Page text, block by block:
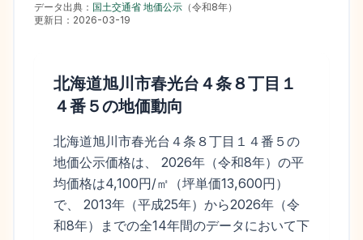
データ出典： 国土交通省 地価公示 （令和8年）
更新日： 2026-03-19
北海道旭川市春光台４条８丁目１
４番５の地価動向
北海道旭川市春光台４条８丁目１４番５の
地価公示価格は、 2026年（令和8年）の平
均価格は4,100円/㎡（坪単価13,600円）
で、 2013年（平成25年）から2026年（令
和8年）までの全14年間のデータにおいて下